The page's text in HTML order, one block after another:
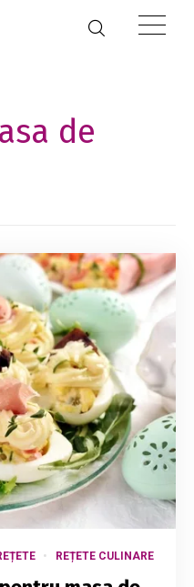
de
REȚETE CULINARE